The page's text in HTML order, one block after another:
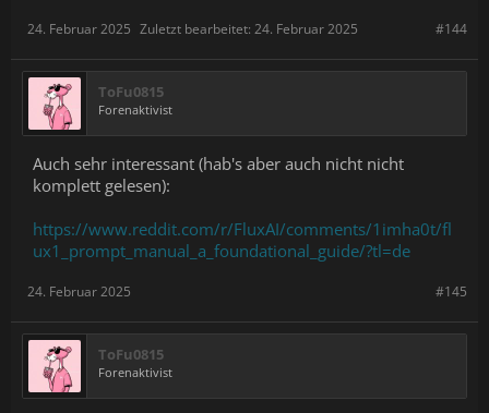
#144
24. Februar 2025 Zuletzt bearbeitet: 24. Februar 2025
ToFu0815
Forenaktivist
Auch sehr interessant (hab's aber auch nicht nicht
komplett gelesen):
https://www.reddit.com/r/FluxAI/comments/1imha0t/fl
ux1_prompt_manual_a_foundational_guide/?tl=de
#145
24. Februar 2025
ToFu0815
Forenaktivist